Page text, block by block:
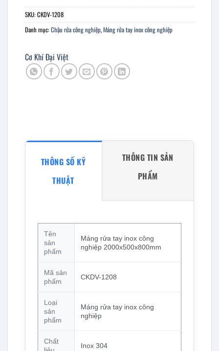
SKU:CKDV-1208
Danh mục:Chậu rửa công nghiệp,Máng rửa tay inox công nghiệp
Cơ Khí Đại Việt
THÔNG SỐ KỸ
THUẬT
THÔNG TIN SẢN
PHẨM
Tên
sản
phẩm
Máng rửa tay inox công
nghiệp 2000x500x800mm
Mã sản
phẩm
CKDV-1208
Loại
sản
phẩm
Máng rửa tay inox công
nghiệp
Chất
Inox 304